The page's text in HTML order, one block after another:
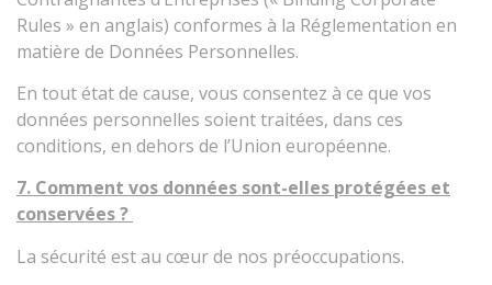
Rules » en anglais) conformes à la Réglementation en
matière de Données Personnelles.
En tout état de cause, vous consentez à ce que vos
données personnelles soient traitées, dans ces
conditions, en dehors de l’Union européenne.
7. Comment vos données sont-elles protégées et
conservées ?
La sécurité est au cœur de nos préoccupations.